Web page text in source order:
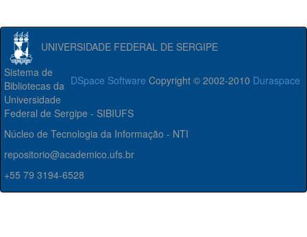
UNIVERSIDADE FEDERAL DE SERGIPE
DSpace Software Copyright © 2002-2010 Duraspace
Sistema de
Bibliotecas da
Universidade
Federal de Sergipe - SIBIUFS
Núcleo de Tecnologia da Informação - NTI
repositorio@academico.ufs.br
+55 79 3194-6528